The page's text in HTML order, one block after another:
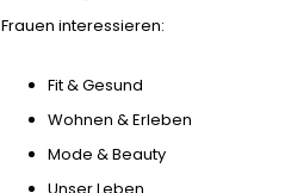
Frauen interessieren:
Fit & Gesund
Wohnen & Erleben
Mode & Beauty